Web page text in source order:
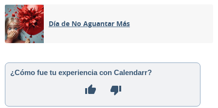
Día de No Aguantar Más
¿Cómo fue tu experiencia con Calendarr?